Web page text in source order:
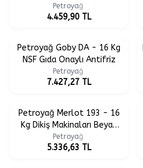
Yağı
Petroyağ
4.459,90TL
Petroyağ Goby DA - 16 Kg
NSF Gıda Onaylı Antifriz
Petroyağ
7.427,27TL
Petroyağ Merlot 193 - 16
Kg Dikiş Makinaları Beyaz
Yağı
Petroyağ
5.336,63 TL